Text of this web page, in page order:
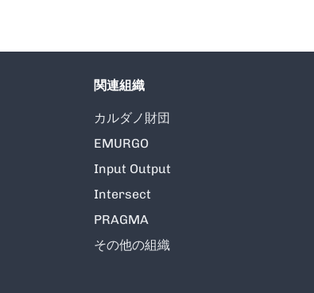
関連組織
カルダノ財団
EMURGO
Input Output
Intersect
PRAGMA
その他の組織